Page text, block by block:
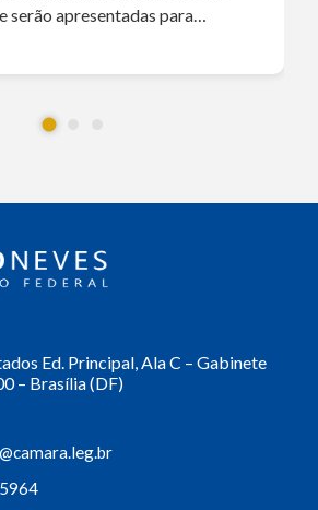
serão apresentadas para…
Ed. Principal, Ala C – Gabinete
– Brasília (DF)